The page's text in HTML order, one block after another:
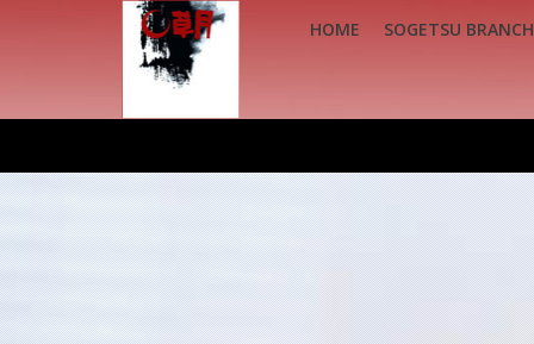
HOME SOGETSU
HOME SOGETSU BRANCH NEDERLAND